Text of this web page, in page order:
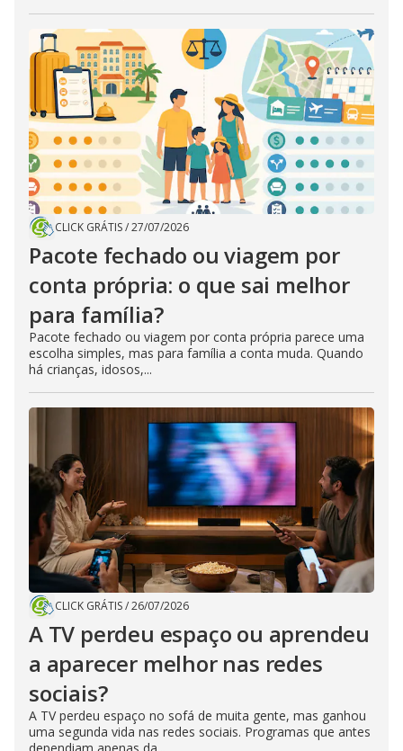
CLICK GRÁTIS/27/07/2026
Pacote fechado ou viagem por
conta própria: o que sai melhor
para família?
Pacote fechado ou viagem por conta própria parece uma
escolha simples, mas para família a conta muda. Quando
há crianças, idosos,...
CLICK GRÁTIS/26/07/2026
A TV perdeu espaço ou aprendeu
a aparecer melhor nas redes
sociais?
A TV perdeu espaço no sofá de muita gente, mas ganhou
uma segunda vida nas redes sociais. Programas que antes
dependiam apenas da...